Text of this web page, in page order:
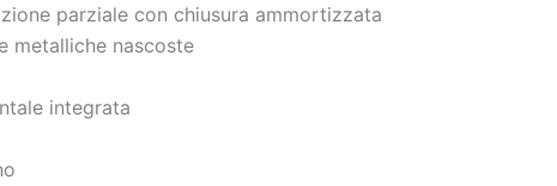
parziale con chiusura ammortizzata
metalliche nascoste
integrata